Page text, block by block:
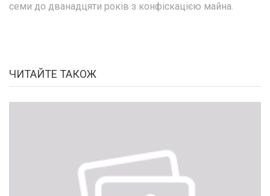
семи до дванадцяти років з конфіскацією майна.
ЧИТАЙТЕ ТАКОЖ